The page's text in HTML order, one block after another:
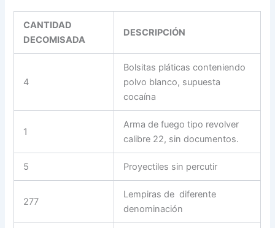
CANTIDAD
DECOMISADA
DESCRIPCIÓN
4
Bolsitas pláticas conteniendo
polvo blanco, supuesta
cocaína
1
Arma de fuego tipo revolver
calibre 22, sin documentos.
5 Proyectiles sin percutir
277
Lempiras de diferente
denominación